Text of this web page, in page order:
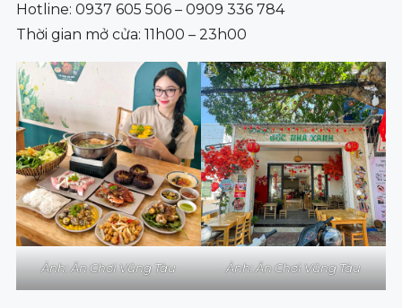
Hotline: 0937 605 506 – 0909 336 784
Thời gian mở cửa: 11h00 – 23h00
Ảnh: Ăn Chơi Vũng Tàu Ảnh: Ăn Chơi Vũng Tàu